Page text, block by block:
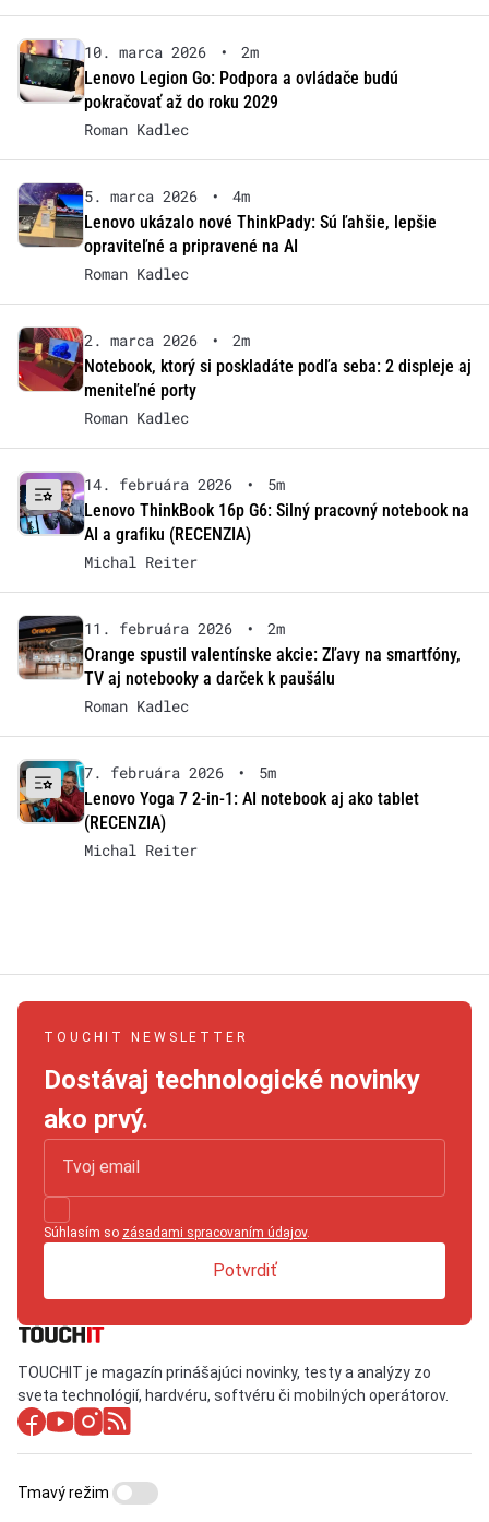
10. marca 2026 •
2m
Lenovo Legion Go: Podpora a ovládače budú
pokračovať až do roku 2029
Roman Kadlec
5. marca 2026 •
4m
Lenovo ukázalo nové ThinkPady: Sú ľahšie, lepšie
opraviteľné a pripravené na AI
Roman Kadlec
2. marca 2026 •
2m
Notebook, ktorý si poskladáte podľa seba: 2 displeje aj
meniteľné porty
Roman Kadlec
14. februára 2026 •
5m
Lenovo ThinkBook 16p G6: Silný pracovný notebook na
AI a grafiku (RECENZIA)
Michal Reiter
11. februára 2026 •
2m
Orange spustil valentínske akcie: Zľavy na smartfóny,
TV aj notebooky a darček k paušálu
Roman Kadlec
7. februára 2026 •
5m
Lenovo Yoga 7 2-in-1: AI notebook aj ako tablet
(RECENZIA)
Michal Reiter
TOUCHIT NEWSLETTER
Dostávaj technologické novinky
ako prvý.
Súhlasím so zásadami spracovaním údajov.
Potvrdiť
TOUCHIT je magazín prinášajúci novinky, testy a analýzy zo
sveta technológií, hardvéru, softvéru či mobilných operátorov.
Tmavý režim